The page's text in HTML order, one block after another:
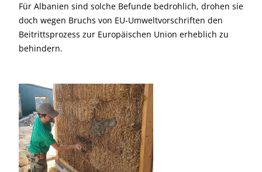
Für Albanien sind solche Befunde bedrohlich, drohen sie
doch wegen Bruchs von EU-Umweltvorschriften den
Beitrittsprozess zur Europäischen Union erheblich zu
behindern.